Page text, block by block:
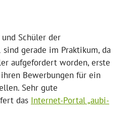
Schüler der
sind gerade im Praktikum, da
aufgefordert worden, erste
Bewerbungen für ein
Sehr gute
das Internet-Portal „aubi-